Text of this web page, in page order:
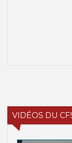
VIDÉOS DU